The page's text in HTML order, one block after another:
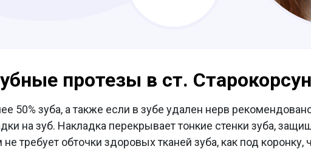
протезы в ст.
50% зуба, а также если в зубе удален нерв
на зуб. Накладка перекрывает тонкие стенки зуба,
требует обточки здоровых тканей зуба, как под коронку,